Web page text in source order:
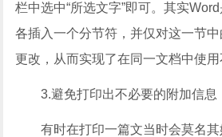
栏中选中“所选文字”即可。其实
各插入一个分节符，并仅对这一节
更改，从而实现了在同一文档中使用
3.避免打印出不必要的附加信息
有时在打印一篇文当时会莫名其